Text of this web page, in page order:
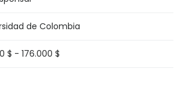
de Colombia
$ - 176.000 $